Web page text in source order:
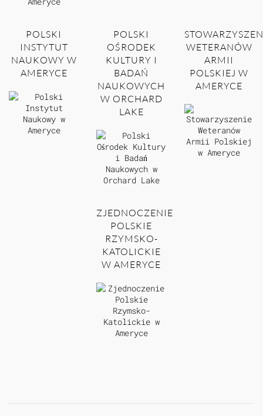
POLSKI
INSTYTUT
NAUKOWY W
AMERYCE
POLSKI
OŚRODEK
KULTURY I
BADAŃ
NAUKOWYCH
W ORCHARD
LAKE
WETERANÓW
ARMII
POLSKIEJ W
AMERYCE
ZJEDNOCZENIE
POLSKIE
RZYMSKO-
KATOLICKIE
W AMERYCE